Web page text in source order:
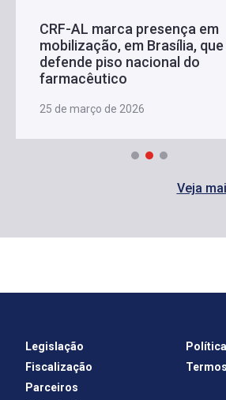
CRF-AL marca presença em
mobilização, em Brasília, que
defende piso nacional do
farmacêutico
25 de março de 2026
Veja
Legislação
Fiscalização
Parceiros